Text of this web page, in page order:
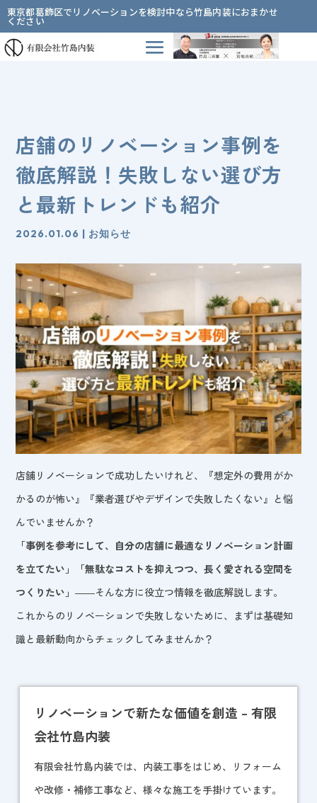
東京都葛飾区でリノベーションを検討中なら竹島内装におまかせ
ください
店舗のリノベーション事例を
徹底解説！失敗しない選び方
と最新トレンドも紹介
2026.01.06 | お知らせ
店舗リノベーションで成功したいけれど、『想定外の費用がか
かるのが怖い』『業者選びやデザインで失敗したくない』と悩
んでいませんか？
「事例を参考にして、自分の店舗に最適なリノベーション計画
を立てたい」「無駄なコストを抑えつつ、長く愛される空間を
つくりたい」――そんな方に役立つ情報を徹底解説します。
これからのリノベーションで失敗しないために、まずは基礎知
識と最新動向からチェックしてみませんか？
リノベーションで新たな価値を創造 – 有限
会社竹島内装
有限会社竹島内装では、内装工事をはじめ、リフォーム
や改修・補修工事など、様々な施工を手掛けています。